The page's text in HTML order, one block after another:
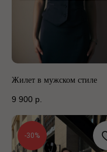
Жилет в мужском стиле
9 900 р.
-30%